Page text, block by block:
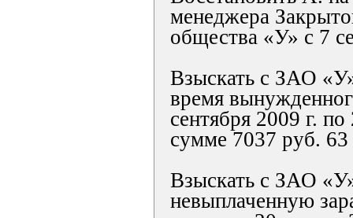
менеджера
общества «У» с 7
Взыскать с ЗАО
время
сентября 2009 г.
сумме 7037 руб. 63
Взыскать с ЗАО
невыплаченную